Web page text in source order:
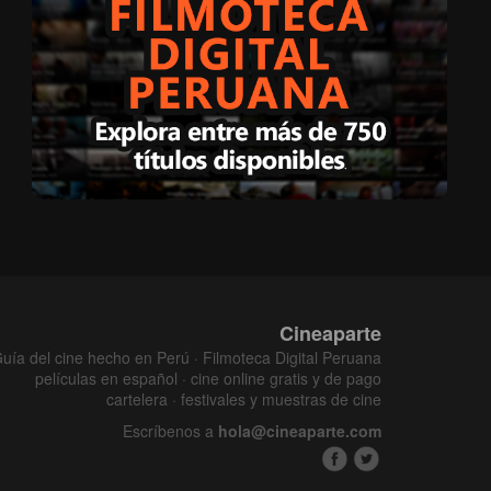
Cineaparte
del cine hecho en Perú · Filmoteca Digital Peruana
películas en español · cine online gratis y de pago
cartelera · festivales y muestras de cine
Escríbenos a hola@cineaparte.com